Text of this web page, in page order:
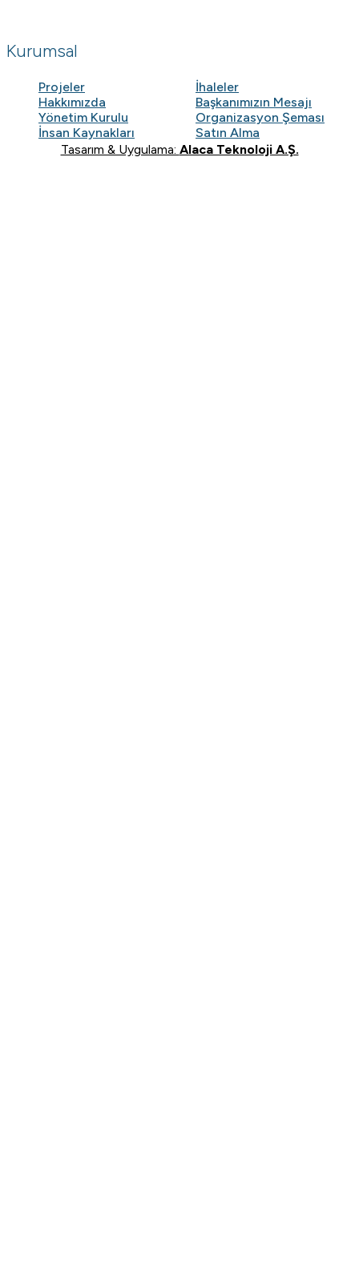
Kurumsal
Projeler
İhaleler
Hakkımızda
Başkanımızın Mesajı
Yönetim Kurulu
Organizasyon Şeması
İnsan Kaynakları
Satın Alma
Tasarım & Uygulama: Alaca Teknoloji A.Ş.